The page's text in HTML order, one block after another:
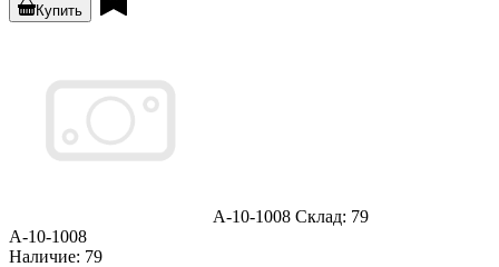
Купить
A-10-1008 Склад: 79
A-10-1008
Наличие: 79